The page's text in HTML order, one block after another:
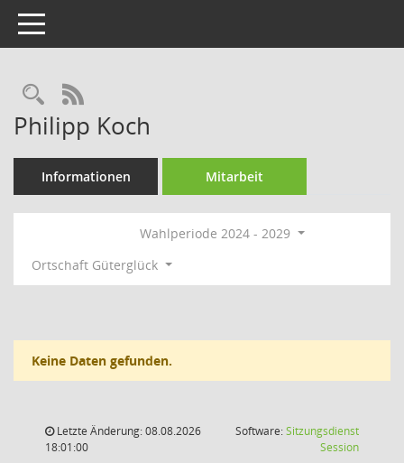
Toggle navigation
Rechercheauswahl
RSS-Feed
Philipp Koch
Informationen Mitarbeit
Wahlperiode 2024 - 2029
Ortschaft Güterglück
Keine Daten gefunden.
Letzte Änderung: 08.08.2026
18:01:00
Software:Sitzungsdienst
Session(Wird in